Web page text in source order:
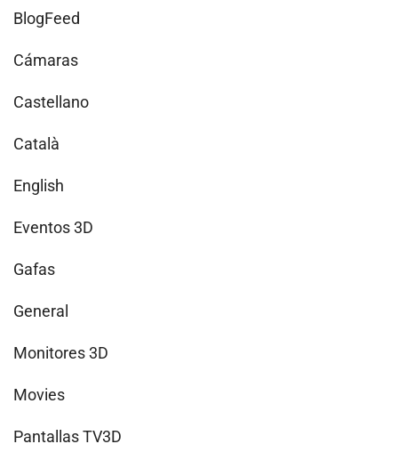
BlogFeed
Cámaras
Castellano
Català
English
Eventos 3D
Gafas
General
Monitores 3D
Movies
Pantallas TV3D